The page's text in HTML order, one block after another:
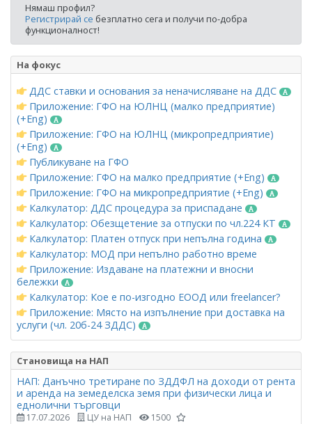
Нямаш профил?
Регистрирай се безплатно сега и получи по-добра
функционалност!
На фокус
ДДС ставки и основания за неначисляване на ДДС
Приложение: ГФО на ЮЛНЦ (малко предприятие)
(+Eng)
Приложение: ГФО на ЮЛНЦ (микропредприятие)
(+Eng)
Публикуване на ГФО
Приложение: ГФО на малко предприятие (+Eng)
Приложение: ГФО на микропредприятие (+Eng)
Калкулатор: ДДС процедура за приспадане
Калкулатор: Обезщетение за отпуски по чл.224 КТ
Калкулатор: Платен отпуск при непълна година
Калкулатор: МОД при непълно работно време
Приложение: Издаване на платежни и вносни
бележки
Калкулатор: Кое е по-изгодно ЕООД или freelancer?
Приложение: Място на изпълнение при доставка на
услуги (чл. 20б-24 ЗДДС)
Становища на НАП
НАП: Данъчно третиране по ЗДДФЛ на доходи от рента
и аренда на земеделска земя при физически лица и
еднолични търговци
17.07.2026 ЦУ на НАП 1500